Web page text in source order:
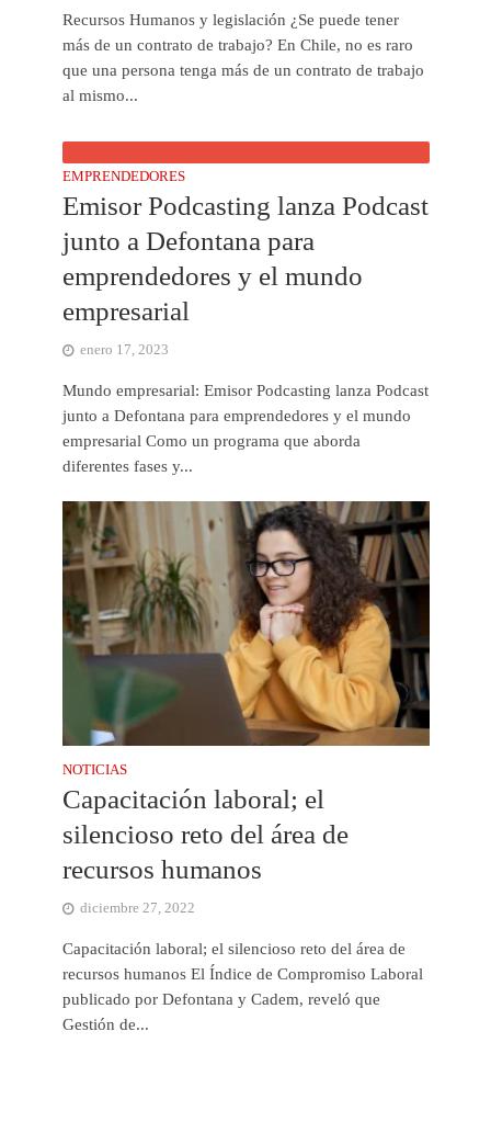
Recursos Humanos y legislación ¿Se puede tener
más de un contrato de trabajo? En Chile, no es raro
que una persona tenga más de un contrato de trabajo
al mismo...
EMPRENDEDORES
Emisor Podcasting lanza Podcast
junto a Defontana para
emprendedores y el mundo
empresarial
enero 17, 2023
Mundo empresarial: Emisor Podcasting lanza Podcast
junto a Defontana para emprendedores y el mundo
empresarial Como un programa que aborda
diferentes fases y...
NOTICIAS
Capacitación laboral; el
silencioso reto del área de
recursos humanos
diciembre 27, 2022
Capacitación laboral; el silencioso reto del área de
recursos humanos El Índice de Compromiso Laboral
publicado por Defontana y Cadem, reveló que
Gestión de...